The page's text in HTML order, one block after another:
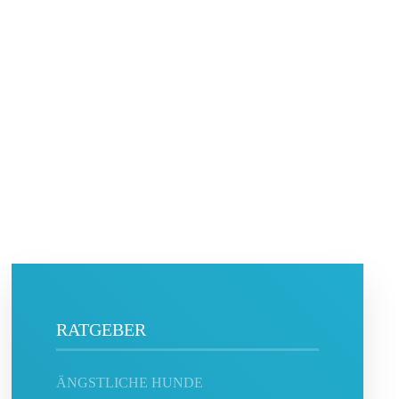
RATGEBER
ÄNGSTLICHE HUNDE